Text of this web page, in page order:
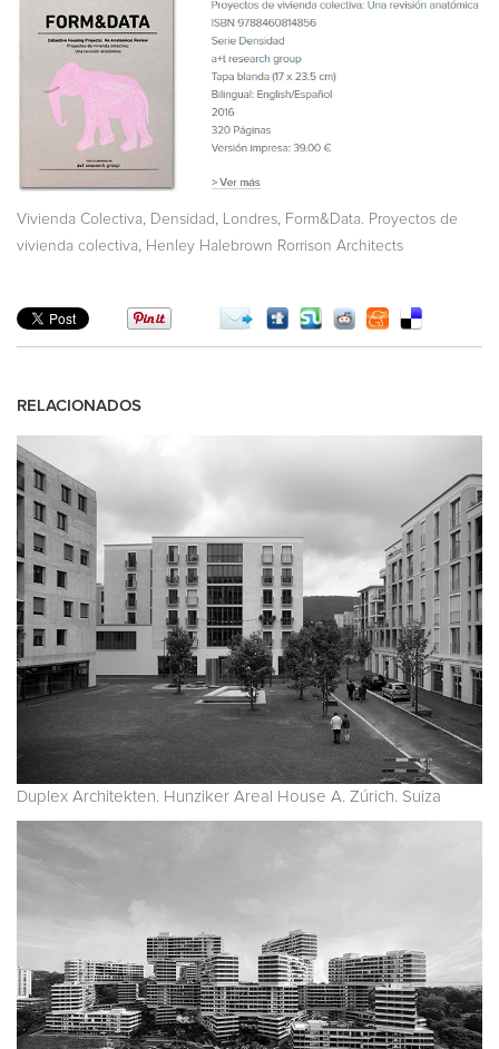
Vivienda Colectiva, Densidad , Londres, Form&Data. Proyectos de
vivienda colectiva, Henley Halebrown Rorrison Architects
RELACIONADOS
Duplex Architekten. Hunziker Areal House A. Zúrich. Suiza